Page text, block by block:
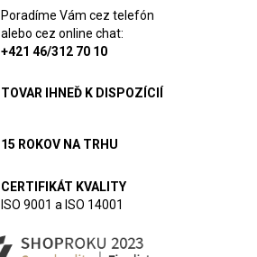
Poradíme Vám cez telefón
alebo cez online chat:
+421 46/312 70 10
TOVAR IHNEĎ K DISPOZÍCIÍ
15 ROKOV NA TRHU
CERTIFIKÁT KVALITY
ISO 9001 a ISO 14001